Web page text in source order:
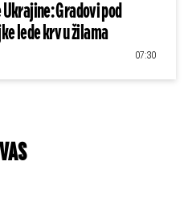
Gradovi pod
lede krv u žilama
07:30